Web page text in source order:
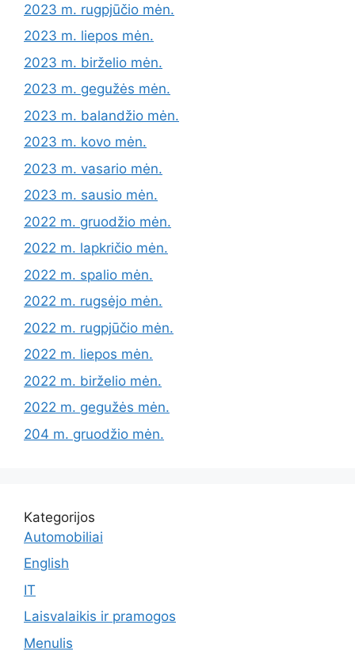
2023 m. rugpjūčio mėn.
2023 m. liepos mėn.
2023 m. birželio mėn.
2023 m. gegužės mėn.
2023 m. balandžio mėn.
2023 m. kovo mėn.
2023 m. vasario mėn.
2023 m. sausio mėn.
2022 m. gruodžio mėn.
2022 m. lapkričio mėn.
2022 m. spalio mėn.
2022 m. rugsėjo mėn.
2022 m. rugpjūčio mėn.
2022 m. liepos mėn.
2022 m. birželio mėn.
2022 m. gegužės mėn.
204 m. gruodžio mėn.
Kategorijos
Automobiliai
English
IT
Laisvalaikis ir pramogos
Menulis